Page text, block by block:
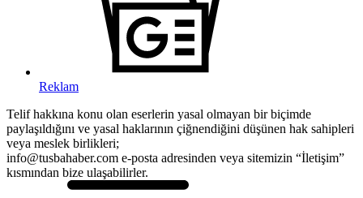
Reklam
Telif hakkına konu olan eserlerin yasal olmayan bir biçimde
paylaşıldığını ve yasal haklarının çiğnendiğini düşünen hak sahipleri
veya meslek birlikleri;
info@tusbahaber.com e-posta adresinden veya sitemizin “İletişim”
kısmından bize ulaşabilirler.